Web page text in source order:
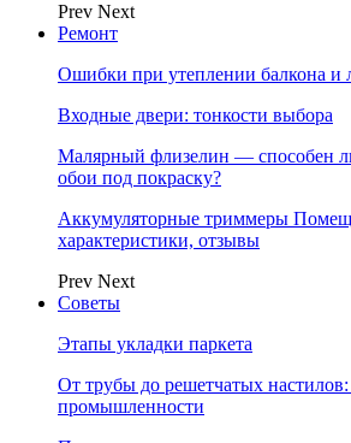
Prev Next
Ремонт
Ошибки при утеплении балкона и
Входные двери: тонкости выбора
Малярный флизелин — способен
обои под покраску?
Аккумуляторные триммеры
характеристики, отзывы
Prev Next
Советы
Этапы укладки паркета
От трубы до решетчатых
промышленности